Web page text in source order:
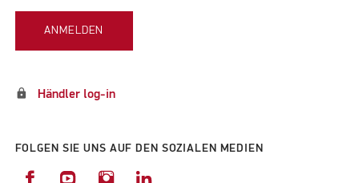
ANMELDEN
lock Händler log-in
FOLGEN SIE UNS AUF DEN SOZIALEN MEDIEN